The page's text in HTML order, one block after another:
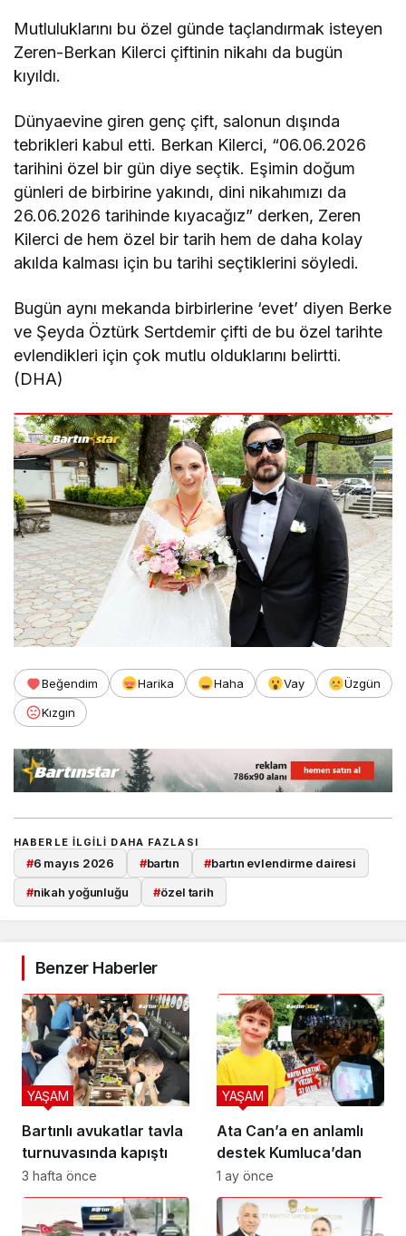
Mutluluklarını bu özel günde taçlandırmak isteyen
Zeren-Berkan Kilerci çiftinin nikahı da bugün
kıyıldı.
Dünyaevine giren genç çift, salonun dışında
tebrikleri kabul etti. Berkan Kilerci, “06.06.2026
tarihini özel bir gün diye seçtik. Eşimin doğum
günleri de birbirine yakındı, dini nikahımızı da
26.06.2026 tarihinde kıyacağız” derken, Zeren
Kilerci de hem özel bir tarih hem de daha kolay
akılda kalması için bu tarihi seçtiklerini söyledi.
Bugün aynı mekanda birbirlerine ‘evet’ diyen Berke
ve Şeyda Öztürk Sertdemir çifti de bu özel tarihte
evlendikleri için çok mutlu olduklarını belirtti.
(DHA)
Beğendim Harika Haha Vay
Üzgün
Kızgın
HABERLE ILGILI DAHA FAZLASI
#6 mayıs 2026 #bartın #bartın evlendirme dairesi
#nikah yoğunluğu #özel tarih
Benzer Haberler
Bartınlı avukatlar tavla
turnuvasında kapıştı
YAŞAM
3 hafta önce
Ata Can’a en anlamlı
destek Kumluca’dan
YAŞAM
1 ay önce